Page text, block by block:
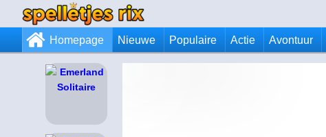
Homepage Nieuwe Populaire Actie Avontuur